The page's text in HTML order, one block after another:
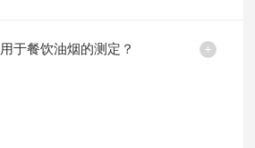
于餐饮油烟的测定？